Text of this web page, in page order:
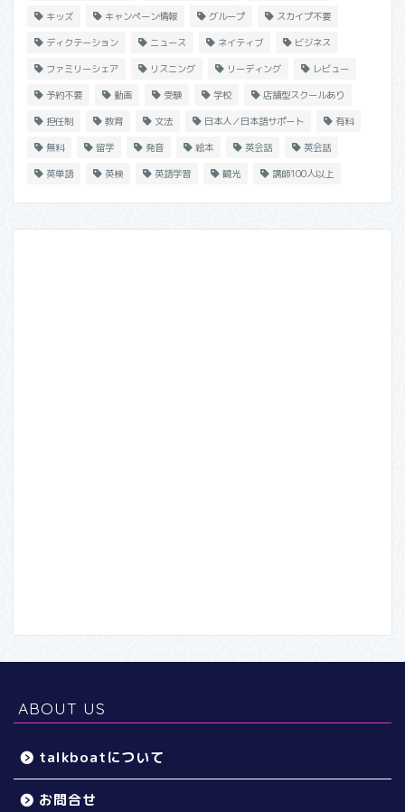
キッズ キャンペーン情報 グループ スカイプ不要
ディクテーション ニュース ネイティブ ビジネス
ファミリーシェア リスニング リーディング レビュー
予約不要 動画 受験 学校 店舗型スクールあり
担任制 教育 文法 日本人／日本語サポート 有料
無料 留学 発音 絵本 英会話 英会話
英単語 英検 英語学習 観光 講師100人以上
ABOUT US
talkboatについて
お問合せ